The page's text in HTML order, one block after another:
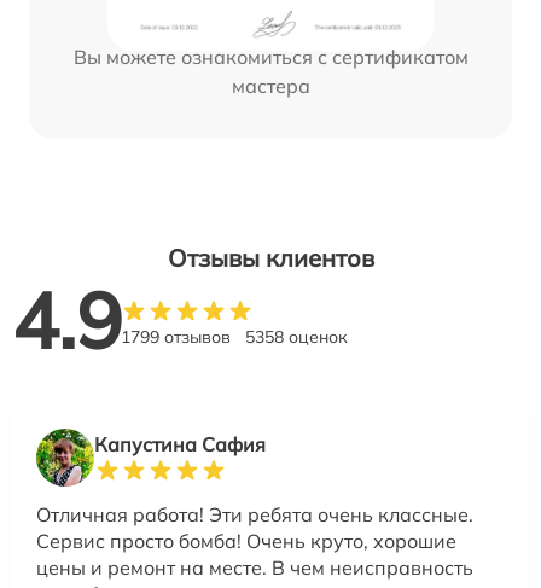
Вы можете ознакомиться с сертификатом
мастера
Отзывы клиентов
4.91799 отзывов 5358 оценок
Капустина Сафия
Отличная работа! Эти ребята очень классные.
Сервис просто бомба! Очень круто, хорошие
цены и ремонт на месте. В чем неисправность